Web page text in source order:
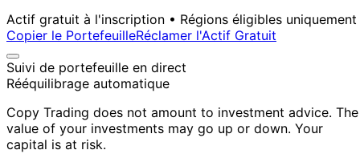
Actif gratuit à l'inscription • Régions éligibles uniquement
Copier le PortefeuilleRéclamer l'Actif Gratuit
Suivi de portefeuille en direct
Rééquilibrage automatique
Copy Trading does not amount to investment advice. The
value of your investments may go up or down. Your
capital is at risk.